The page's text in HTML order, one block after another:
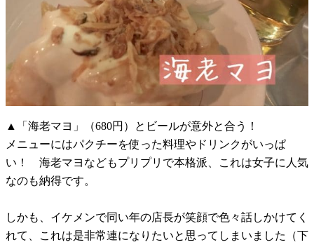
▲「海老マヨ」（680円）とビールが意外と合う！
メニューにはパクチーを使った料理やドリンクがいっぱ
い！ 海老マヨなどもプリプリで本格派、これは女子に人気
なのも納得です。
しかも、イケメンで同い年の店長が笑顔で色々話しかけてく
れて、これは是非常連になりたいと思ってしまいました（下